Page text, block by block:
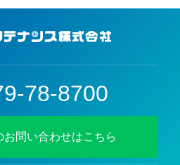
78-8700
お問い合わせはこちら